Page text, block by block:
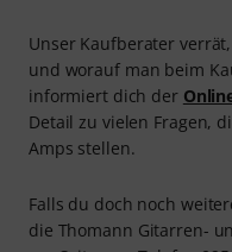
Unser Kaufberater
und worauf man beim
informiert dich der
Detail zu vielen Fragen,
Amps stellen.
Falls du doch noch
die Thomann Gitarren-